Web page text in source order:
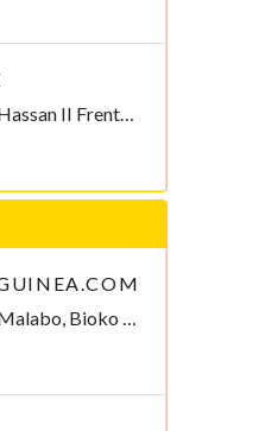
Avenida Hassan II Frente a BANGE Malabo, Bioko Norte , Guinea Ecuatorial
Malabo Malabo, Bioko Norte , Guinea Ecuatorial